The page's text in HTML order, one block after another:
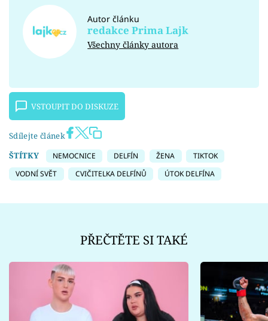
Autor článku
redakce Prima Lajk
Všechny články autora
VSTOUPIT DO DISKUZE
Sdílejte článek
ŠTÍTKY
NEMOCNICE DELFÍN ŽENA
TIKTOK
VODNÍ SVĚT
CVIČITELKA DELFÍNŮ ÚTOK DELFÍNA
PŘEČTĚTE SI TAKÉ